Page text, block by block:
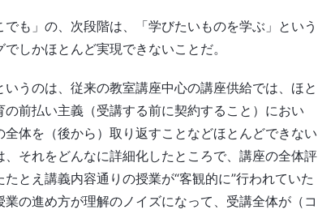
も」の、次段階は、「学びたいものを学ぶ」という
しかほとんど実現できないことだ。
うのは、従来の教室講座中心の講座供給では、ほと
前払い主義（受講する前に契約すること）におい
体を（後から）取り返すことなどほとんどできない
それをどんなに詳細化したところで、講座の全体評
とえ講義内容通りの授業が“客観的に”行われていた
の進め方が理解のノイズになって、受講全体が（コ